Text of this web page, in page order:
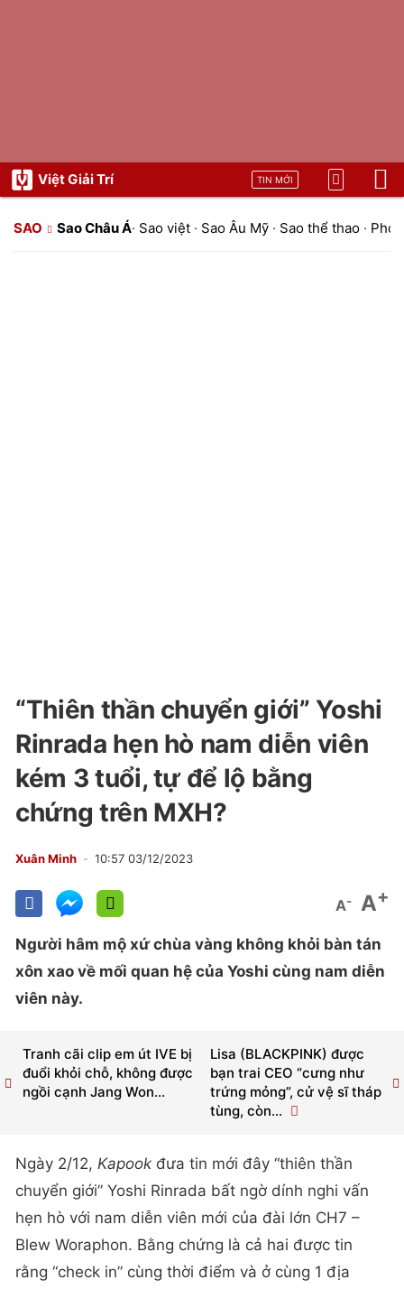
Việt Giải Trí TIN MỚI
SAO Sao Châu Á· Sao việt · Sao Âu Mỹ · Sao thể thao ·
“Thiên thần chuyển giới” Yoshi
Rinrada hẹn hò nam diễn viên
kém 3 tuổi, tự để lộ bằng
chứng trên MXH?
Xuân Minh 10:57 03/12/2023
A- A+
Người hâm mộ xứ chùa vàng không khỏi bàn tán
xôn xao về mối quan hệ của Yoshi cùng nam diễn
viên này.
Lisa (BLACKPINK) được
bạn trai CEO “cưng như
trứng mỏng”, cử vệ sĩ tháp
tùng, còn...
Tranh cãi clip em út IVE bị
đuổi khỏi chỗ, không được
ngồi cạnh Jang Won...
Ngày 2/12, Kapook đưa tin mới đây “thiên thần
chuyển giới” Yoshi Rinrada bất ngờ dính nghi vấn
hẹn hò với nam diễn viên mới của đài lớn CH7 –
Blew Woraphon. Bằng chứng là cả hai được tin
rằng “check in” cùng thời điểm và ở cùng 1 địa